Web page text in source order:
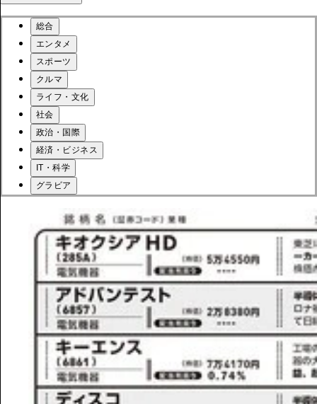
総合
エンタメ
スポーツ
クルマ
ライフ・文化
社会
政治・国際
経済・ビジネス
IT・科学
グラビア